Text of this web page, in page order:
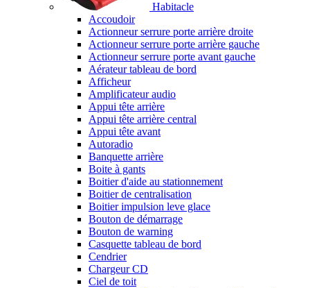
Habitacle
Accoudoir
Actionneur serrure porte arrière droite
Actionneur serrure porte arrière gauche
Actionneur serrure porte avant gauche
Aérateur tableau de bord
Afficheur
Amplificateur audio
Appui tête arrière
Appui tête arrière central
Appui tête avant
Autoradio
Banquette arrière
Boite à gants
Boitier d'aide au stationnement
Boitier de centralisation
Boitier impulsion leve glace
Bouton de démarrage
Bouton de warning
Casquette tableau de bord
Cendrier
Chargeur CD
Ciel de toit